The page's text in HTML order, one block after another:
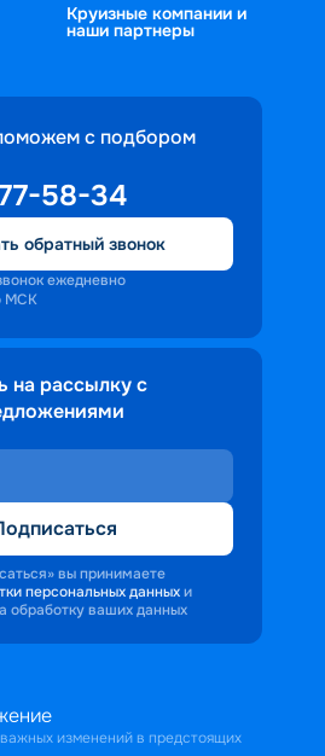
Круизные компании и
наши партнеры
с подбором
58-34
обратный звонок
ежедневно
МСК
на рассылку с
вы принимаете
персональных данных и
обработку ваших данных
изменений в предстоящих